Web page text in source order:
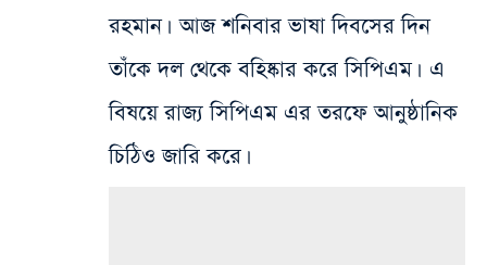
রহমান। আজ শনিবার ভাষা দিবসের দিন
তাঁকে দল থেকে বহিষ্কার করে সিপিএম। এ
বিষয়ে রাজ্য সিপিএম এর তরফে আনুষ্ঠানিক
চিঠিও জারি করে।